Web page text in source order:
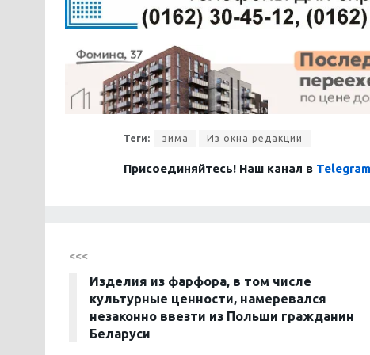
Теги: зима Из окна редакции
Присоединяйтесь! Наш канал в Telegram
<<<
Изделия из фарфора, в том числе
культурные ценности, намеревался
незаконно ввезти из Польши гражданин
Беларуси